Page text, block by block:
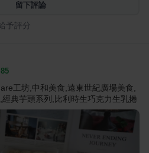
留下評論
予評分
85
工坊,中和美食,遠東世紀廣場美食,
典芋頭系列,比利時生巧克力生乳捲